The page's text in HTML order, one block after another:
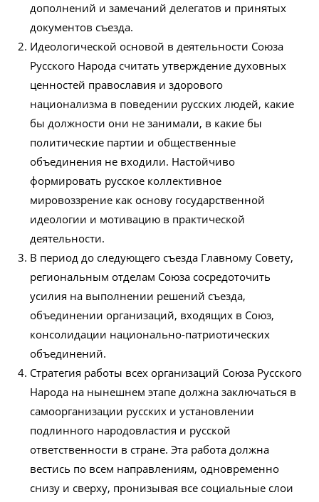
дополнений и замечаний делегатов и принятых
документов съезда.
Идеологической основой в деятельности Союза
Русского Народа считать утверждение духовных
ценностей православия и здорового
национализма в поведении русских людей, какие
бы должности они не занимали, в какие бы
политические партии и общественные
объединения не входили. Настойчиво
формировать русское коллективное
мировоззрение как основу государственной
идеологии и мотивацию в практической
деятельности.
В период до следующего съезда Главному Совету,
региональным отделам Союза сосредоточить
усилия на выполнении решений съезда,
объединении организаций, входящих в Союз,
консолидации национально-патриотических
объединений.
Стратегия работы всех организаций Союза Русского
Народа на нынешнем этапе должна заключаться в
самоорганизации русских и установлении
подлинного народовластия и русской
ответственности в стране. Эта работа должна
вестись по всем направлениям, одновременно
снизу и сверху, пронизывая все социальные слои